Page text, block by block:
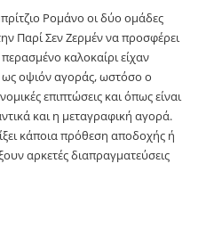
Ρομάνο οι δύο ομάδες
Παρί Σεν Ζερμέν να προσφέρει
καλοκαίρι είχαν
οψιόν αγοράς, ωστόσο ο
επιπτώσεις και όπως είναι
και η μεταγραφική αγορά.
κάποια πρόθεση αποδοχής ή
αρκετές διαπραγματεύσεις